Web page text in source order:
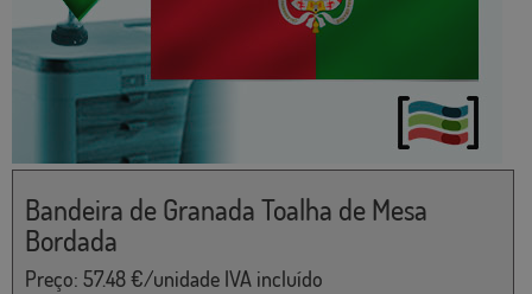
Bandeira de Granada Toalha de Mesa
Bordada
Preço: 57.48€/unidade IVA incluído